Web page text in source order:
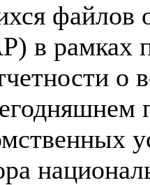
в рамках
о